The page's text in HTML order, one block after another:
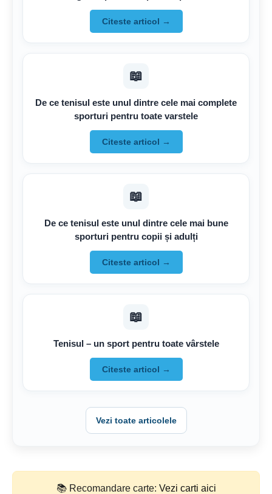
Citeste articol →
📖
De ce tenisul este unul dintre cele mai complete
sporturi pentru toate varstele
Citeste articol →
📖
De ce tenisul este unul dintre cele mai bune
sporturi pentru copii și adulți
Citeste articol →
📖
Tenisul – un sport pentru toate vârstele
Citeste articol →
Vezi toate articolele
📚 Recomandare carte: Vezi carti aici